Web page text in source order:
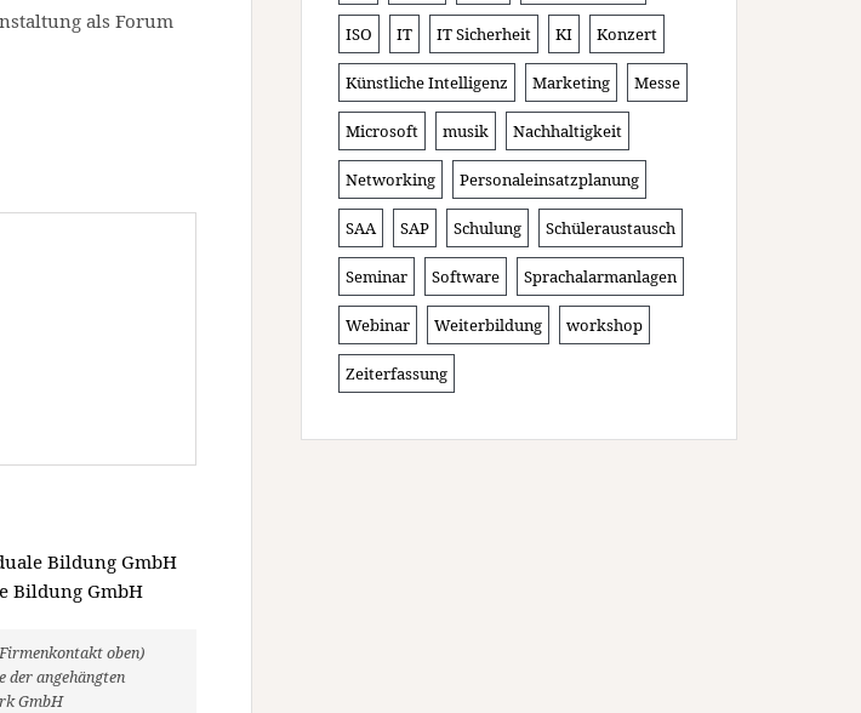
als Forum
Bildung GmbH
Bildung GmbH
oben)
der angehängten
GmbH
ISO IT IT Sicherheit KI Konzert
Künstliche Intelligenz Marketing Messe
Microsoft musik Nachhaltigkeit
Networking Personaleinsatzplanung
SAA SAP Schulung Schüleraustausch
Seminar Software Sprachalarmanlagen
Webinar Weiterbildung workshop
Zeiterfassung